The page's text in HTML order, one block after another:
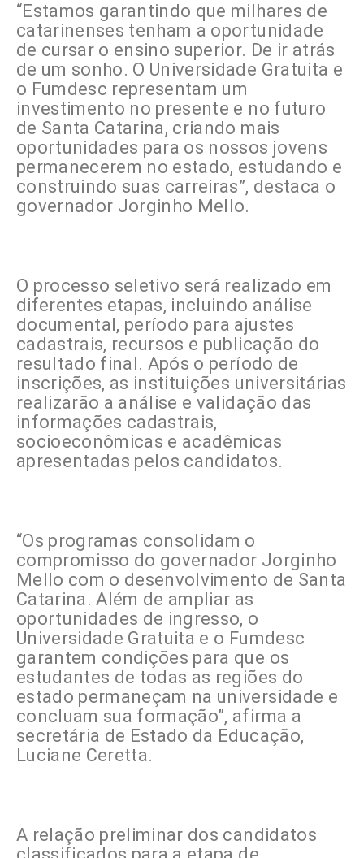
“Estamos garantindo que milhares de
catarinenses tenham a oportunidade
de cursar o ensino superior. De ir atrás
de um sonho. O Universidade Gratuita e
o Fumdesc representam um
investimento no presente e no futuro
de Santa Catarina, criando mais
oportunidades para os nossos jovens
permanecerem no estado, estudando e
construindo suas carreiras”, destaca o
governador Jorginho Mello.
O processo seletivo será realizado em
diferentes etapas, incluindo análise
documental, período para ajustes
cadastrais, recursos e publicação do
resultado final. Após o período de
inscrições, as instituições universitárias
realizarão a análise e validação das
informações cadastrais,
socioeconômicas e acadêmicas
apresentadas pelos candidatos.
“Os programas consolidam o
compromisso do governador Jorginho
Mello com o desenvolvimento de Santa
Catarina. Além de ampliar as
oportunidades de ingresso, o
Universidade Gratuita e o Fumdesc
garantem condições para que os
estudantes de todas as regiões do
estado permaneçam na universidade e
concluam sua formação”, afirma a
secretária de Estado da Educação,
Luciane Ceretta.
A relação preliminar dos candidatos